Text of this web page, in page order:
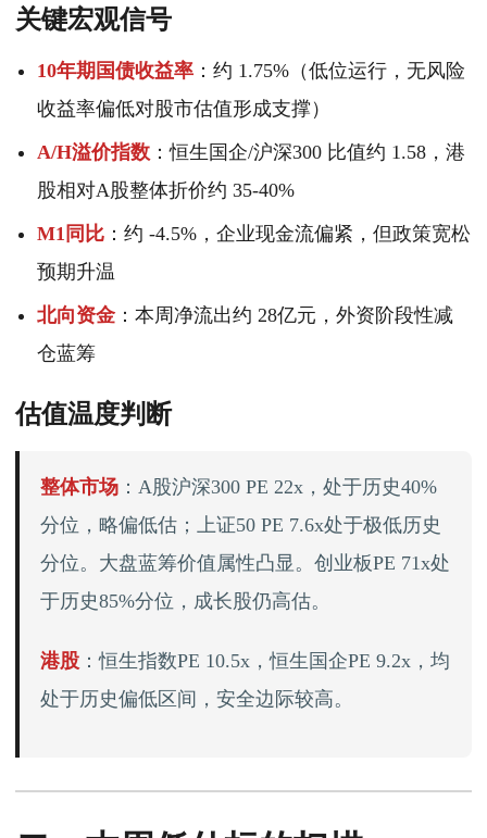
关键宏观信号
10年期国债收益率 ：约 1.75%（低位运行，无风险
收益率偏低对股市估值形成支撑）
A/H溢价指数 ：恒生国企/沪深300 比值约 1.58，港
股相对A股整体折价约 35-40%
M1同比 ：约 -4.5%，企业现金流偏紧，但政策宽松
预期升温
北向资金 ：本周净流出约 28亿元，外资阶段性减
仓蓝筹
估值温度判断
整体市场 ：A股沪深300 PE 22x，处于历史40%
分位，略偏低估；上证50 PE 7.6x处于极低历史
分位。大盘蓝筹价值属性凸显。创业板PE 71x处
于历史85%分位，成长股仍高估。
港股 ：恒生指数PE 10.5x，恒生国企PE 9.2x，均
处于历史偏低区间，安全边际较高。